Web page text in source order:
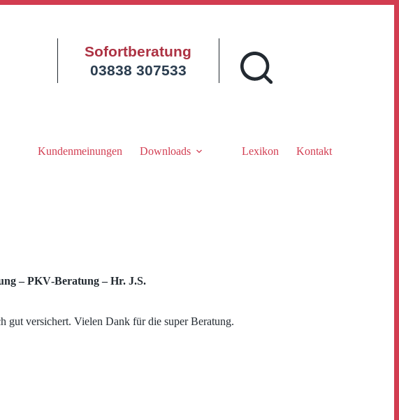
Sofortberatung
03838 307533
Kundenmeinungen Downloads Lexikon Kontakt
– PKV‑Beratung – Hr. J.S.
gut versichert. Vielen Dank für die super Beratung.